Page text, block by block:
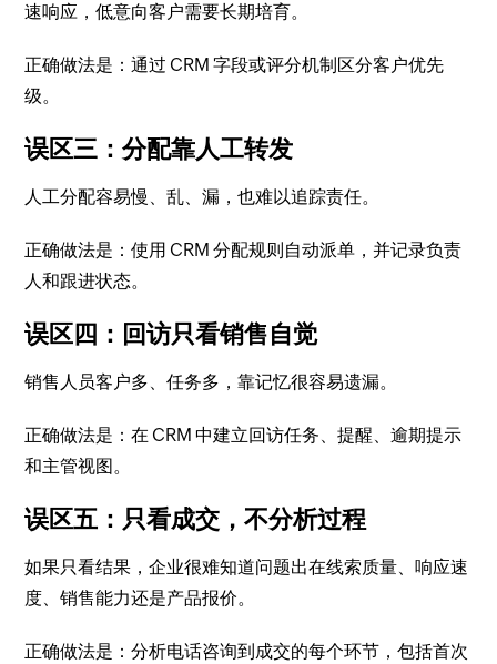
速响应，低意向客户需要长期培育。
正确做法是：通过 CRM 字段或评分机制区分客户优先
级。
误区三：分配靠人工转发
人工分配容易慢、乱、漏，也难以追踪责任。
正确做法是：使用 CRM 分配规则自动派单，并记录负责
人和跟进状态。
误区四：回访只看销售自觉
销售人员客户多、任务多，靠记忆很容易遗漏。
正确做法是：在 CRM 中建立回访任务、提醒、逾期提示
和主管视图。
误区五：只看成交，不分析过程
如果只看结果，企业很难知道问题出在线索质量、响应速
度、销售能力还是产品报价。
正确做法是：分析电话咨询到成交的每个环节，包括首次